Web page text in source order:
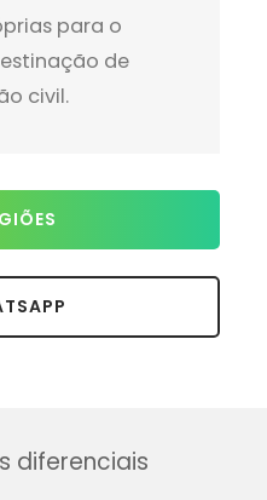
para o
de
civil.
diferenciais